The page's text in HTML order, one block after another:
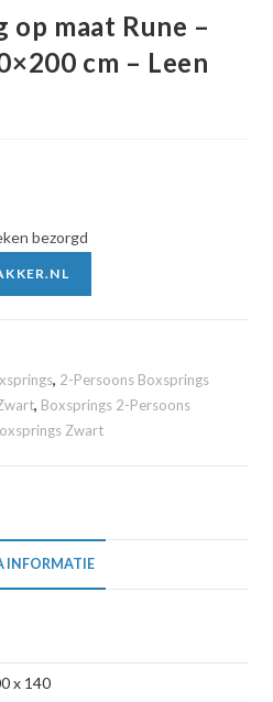
op maat Rune –
cm – Leen
bezorgd
, 2-Persoons Boxsprings
, Boxsprings 2-Persoons
Zwart
INFORMATIE
x 140